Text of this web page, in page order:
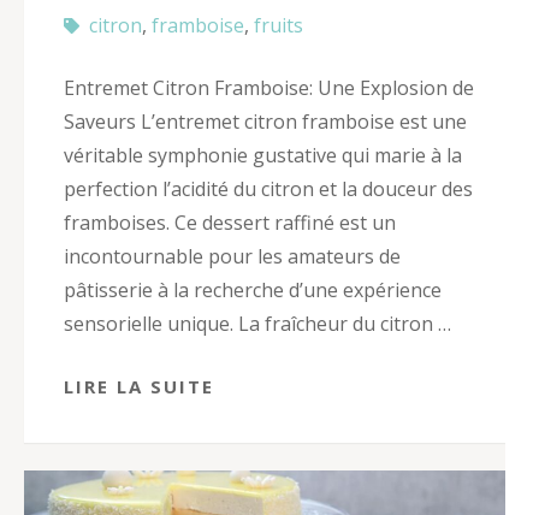
citron, framboise, fruits
Entremet Citron Framboise: Une Explosion de
Saveurs L’entremet citron framboise est une
véritable symphonie gustative qui marie à la
perfection l’acidité du citron et la douceur des
framboises. Ce dessert raffiné est un
incontournable pour les amateurs de
pâtisserie à la recherche d’une expérience
sensorielle unique. La fraîcheur du citron …
LIRE LA SUITE